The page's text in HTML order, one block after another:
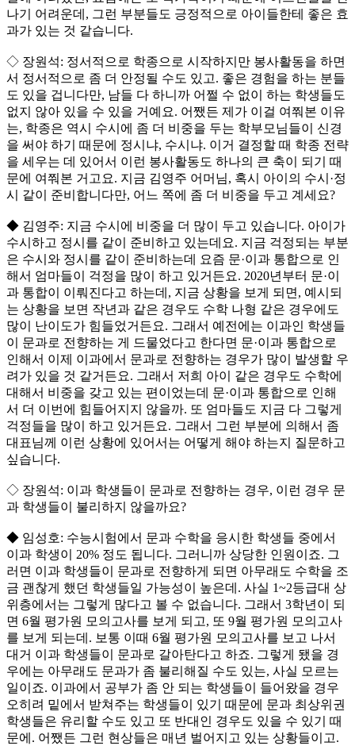
나기 어려운데, 그런 부분들도 긍정적으로 아이들한테 좋은 효
과가 있는 것 같습니다.
◇ 장원석: 정서적으로 학종으로 시작하지만 봉사활동을 하면
서 정서적으로 좀 더 안정될 수도 있고. 좋은 경험을 하는 분들
도 있을 겁니다만, 남들 다 하니까 어쩔 수 없이 하는 학생들도
없지 않아 있을 수 있을 거예요. 어쨌든 제가 이걸 여쭤본 이유
는, 학종은 역시 수시에 좀 더 비중을 두는 학부모님들이 신경
을 써야 하기 때문에 정시냐, 수시냐. 이거 결정할 때 학종 전략
을 세우는 데 있어서 이런 봉사활동도 하나의 큰 축이 되기 때
문에 여쭤본 거고요. 지금 김영주 어머님, 혹시 아이의 수시·정
시 같이 준비합니다만, 어느 쪽에 좀 더 비중을 두고 계세요?
◆ 김영주: 지금 수시에 비중을 더 많이 두고 있습니다. 아이가
수시하고 정시를 같이 준비하고 있는데요. 지금 걱정되는 부분
은 수시와 정시를 같이 준비하는데 요즘 문·이과 통합으로 인
해서 엄마들이 걱정을 많이 하고 있거든요. 2020년부터 문·이
과 통합이 이뤄진다고 하는데, 지금 상황을 보게 되면, 예시되
는 상황을 보면 작년과 같은 경우도 수학 나형 같은 경우에도
많이 난이도가 힘들었거든요. 그래서 예전에는 이과인 학생들
이 문과로 전향하는 게 드물었다고 한다면 문·이과 통합으로
인해서 이제 이과에서 문과로 전향하는 경우가 많이 발생할 우
려가 있을 것 같거든요. 그래서 저희 아이 같은 경우도 수학에
대해서 비중을 갖고 있는 편이었는데 문·이과 통합으로 인해
서 더 이번에 힘들어지지 않을까. 또 엄마들도 지금 다 그렇게
걱정들을 많이 하고 있거든요. 그래서 그런 부분에 의해서 좀
대표님께 이런 상황에 있어서는 어떻게 해야 하는지 질문하고
싶습니다.
◇ 장원석: 이과 학생들이 문과로 전향하는 경우, 이런 경우 문
과 학생들이 불리하지 않을까요?
◆ 임성호: 수능시험에서 문과 수학을 응시한 학생들 중에서
이과 학생이 20% 정도 됩니다. 그러니까 상당한 인원이죠. 그
러면 이과 학생들이 문과로 전향하게 되면 아무래도 수학을 조
금 괜찮게 했던 학생들일 가능성이 높은데. 사실 1~2등급대 상
위층에서는 그렇게 많다고 볼 수 없습니다. 그래서 3학년이 되
면 6월 평가원 모의고사를 보게 되고, 또 9월 평가원 모의고사
를 보게 되는데. 보통 이때 6월 평가원 모의고사를 보고 나서
대거 이과 학생들이 문과로 갈아탄다고 하죠. 그렇게 됐을 경
우에는 아무래도 문과가 좀 불리해질 수도 있는, 사실 모르는
일이죠. 이과에서 공부가 좀 안 되는 학생들이 들어왔을 경우
오히려 밑에서 받쳐주는 학생들이 있기 때문에 문과 최상위권
학생들은 유리할 수도 있고 또 반대인 경우도 있을 수 있기 때
문에. 어쨌든 그런 현상들은 매년 벌어지고 있는 상황들이고.